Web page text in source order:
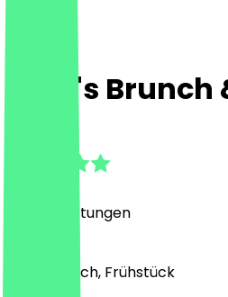
Sara's
Bewertungen
Café, Brunch, Frühstück